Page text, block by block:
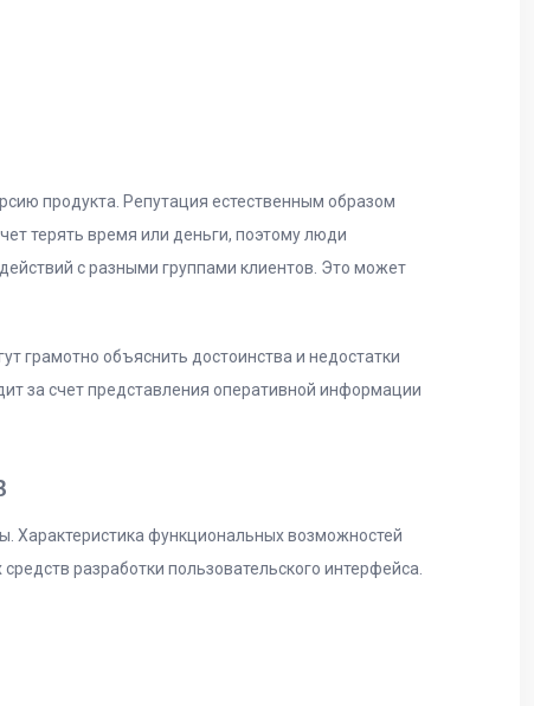
продукта. Репутация естественным образом
терять время или деньги, поэтому люди
с разными группами клиентов. Это может
грамотно объяснить достоинства и недостатки
за счет представления оперативной информации
Характеристика функциональных возможностей
разработки пользовательского интерфейса.